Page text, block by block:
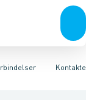
og softstartere
konnektorer